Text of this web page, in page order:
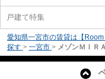
戸建て特集
愛知県一宮市の賃貸は【
探す > 一宮市 > メゾンＭＩＲ